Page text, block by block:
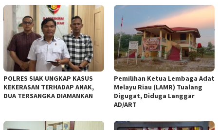
POLRES SIAK UNGKAP KASUS
KEKERASAN TERHADAP ANAK,
DUA TERSANGKA DIAMANKAN
Pemilihan Ketua Lembaga Adat
Melayu Riau (LAMR) Tualang
Digugat, Diduga Langgar
AD/ART